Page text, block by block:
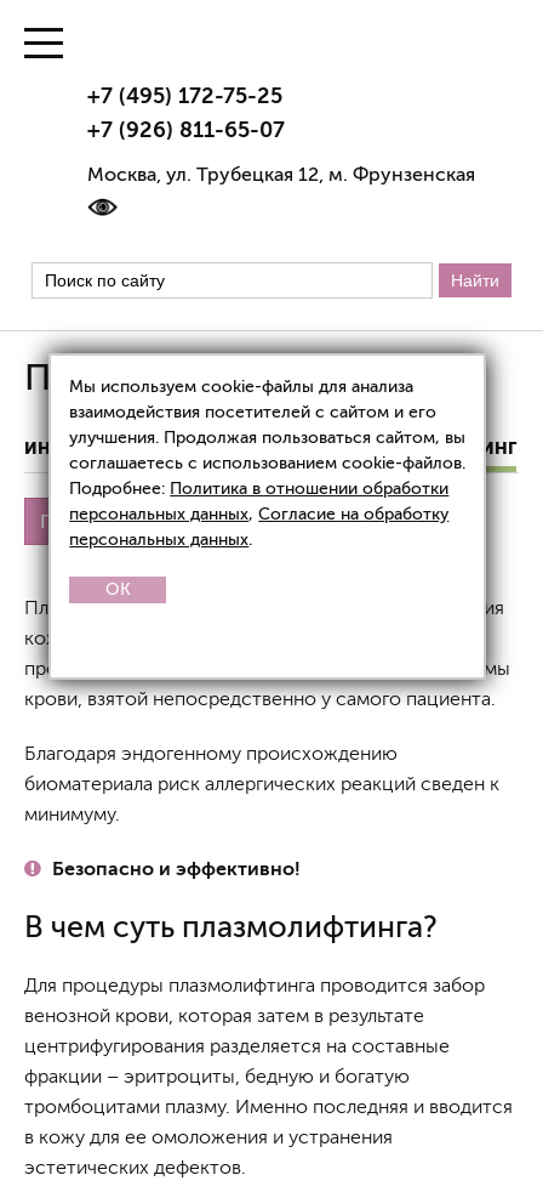
+7 (495) 172-75-25
+7 (926) 811-65-07
Москва, ул. Трубецкая 12, м. Фрунзенская
Плазмолифтинг
ИНЪЕКЦИОННАЯ КОСМЕТОЛОГИЯ ПЛАЗМОЛИФТИНГ
Плазмолифтинг Лица Цены
Плазмолифтинг – инъекционный метод омоложения
кожи, который предполагает введение
предварительно обогащенной тромбоцитами плазмы
крови, взятой непосредственно у самого пациента.
Благодаря эндогенному происхождению
биоматериала риск аллергических реакций сведен к
минимуму.
Безопасно и эффективно!
В чем суть плазмолифтинга?
Для процедуры плазмолифтинга проводится забор
венозной крови, которая затем в результате
центрифугирования разделяется на составные
фракции – эритроциты, бедную и богатую
тромбоцитами плазму. Именно последняя и вводится
в кожу для ее омоложения и устранения
эстетических дефектов.
Мы используем cookie-файлы для анализа
взаимодействия посетителей с сайтом и его
улучшения. Продолжая пользоваться сайтом, вы
соглашаетесь с использованием cookie-файлов.
Подробнее: Политика в отношении обработки
персональных данных,Согласие на обработку
персональных данных.
OK